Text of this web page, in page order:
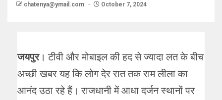
chatenya@ymail.com October 7, 2024
जयपुर। टीवी और मोबाइल की हद से ज्यादा लत के बीच
अच्छी खबर यह कि लोग देर रात तक राम लीला का
आनंद उठा रहे हैं। राजधानी में आधा दर्जन स्थानों पर